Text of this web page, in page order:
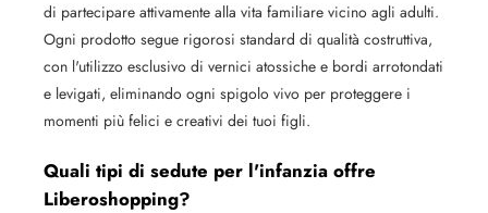
di partecipare attivamente alla vita familiare vicino agli adulti.
Ogni prodotto segue rigorosi standard di qualità costruttiva,
con l'utilizzo esclusivo di vernici atossiche e bordi arrotondati
e levigati, eliminando ogni spigolo vivo per proteggere i
momenti più felici e creativi dei tuoi figli.
Quali tipi di sedute per l'infanzia offre
Liberoshopping?